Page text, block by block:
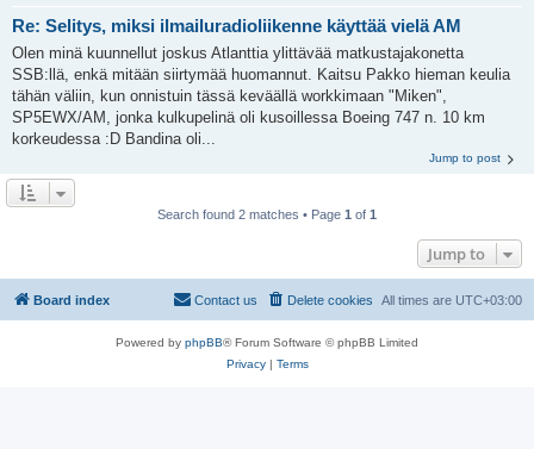
Re: Selitys, miksi ilmailuradioliikenne käyttää vielä AM
Olen minä kuunnellut joskus Atlanttia ylittävää matkustajakonetta
SSB:llä, enkä mitään siirtymää huomannut. Kaitsu Pakko hieman keulia
tähän väliin, kun onnistuin tässä keväällä workkimaan "Miken",
SP5EWX/AM, jonka kulkupelinä oli kusoillessa Boeing 747 n. 10 km
korkeudessa :D Bandina oli...
Jump to post
Search found 2 matches • Page 1 of 1
Jump to
Board index All times are UTC+03:00
Delete cookies
Contact us
Powered by phpBB® Forum Software © phpBB Limited
Privacy| Terms